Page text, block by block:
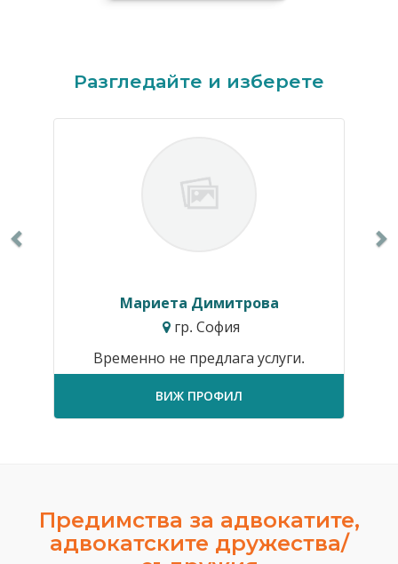
Разгледайте и изберете
Мариета Димитрова
гр. София
Временно не предлага услуги.
ВИЖ ПРОФИЛ
Предимства за адвокатите,
адвокатските дружества/